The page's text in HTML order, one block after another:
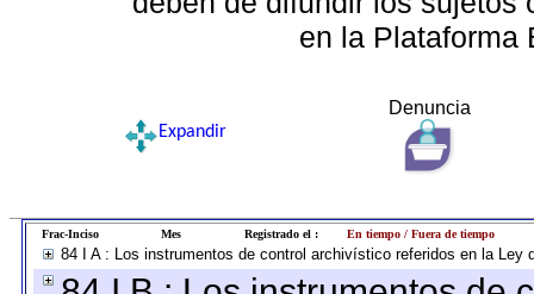
en la Plataforma
Denuncia
Expandir
Frac-Inciso Mes Registrado el : En tiempo / Fuera de tiempo
84 I A : Los instrumentos de control archivístico referidos en la